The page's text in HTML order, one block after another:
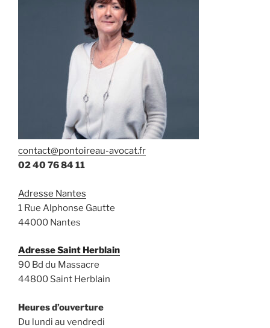
contact@pontoireau-avocat.fr
02 40 76 84 11
Adresse Nantes
1 Rue Alphonse Gautte
44000 Nantes
Adresse Saint Herblain
90 Bd du Massacre
44800 Saint Herblain
Heures d’ouverture
Du lundi au vendredi